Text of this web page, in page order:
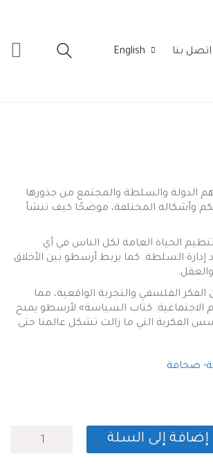
اتصل بنا English
والسلطة والمجتمع من جذورها
وأشكاله المختلفة، موضحًا كيف تنشأ
تنظيم الحياة العامة لكل الناس في أي
السلطة. كما يربط أرسطو بين الأخلاق
الفلسفي والتجربة الواقعية، مما
الاجتماعية. كتاب السياسة» لأرسطو يمنح
الفكرية التي ما زالت تشكل عالمنا حتى
صحافة
السياسة
إضافة إلى السلة